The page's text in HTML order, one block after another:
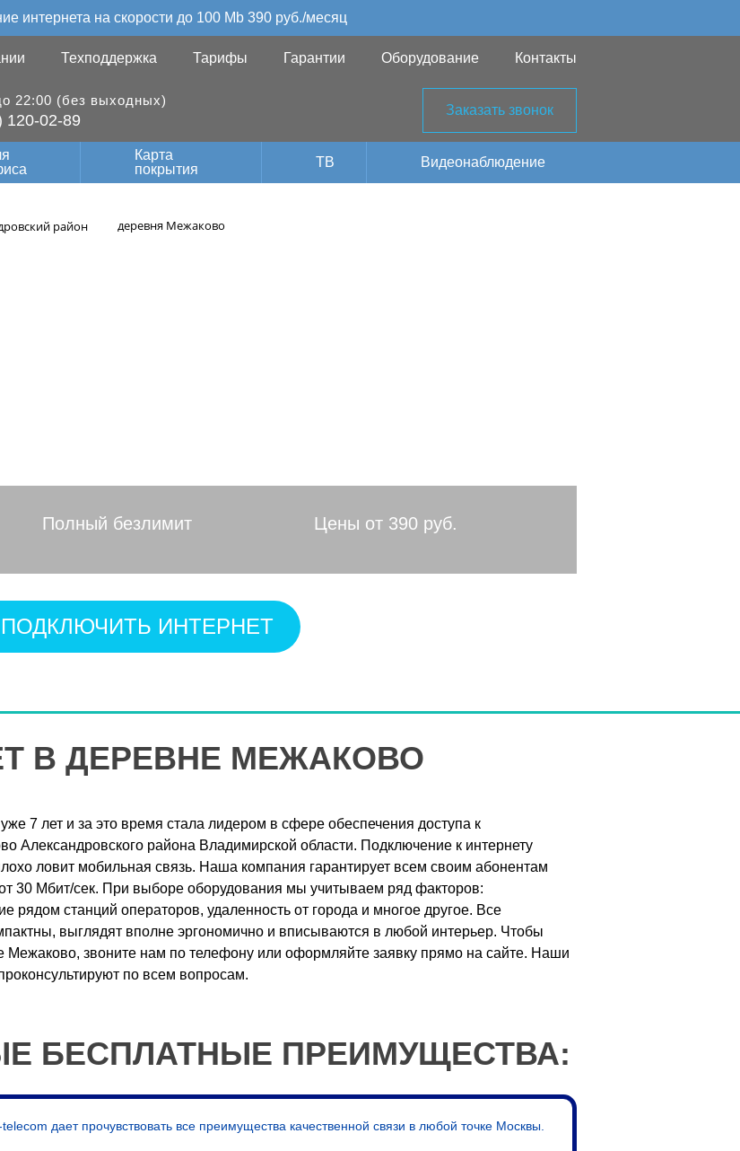
интернета на скорости до 100 Mb 390 руб./месяц
Техподдержка Тарифы Гарантии Оборудование Контакты
22:00 (без выходных)
120-02-89
Заказать звонок
Карта
покрытия
ТВ Видеонаблюдение
район деревня Межаково
Полный безлимит Цены от 390 руб.
ПОДКЛЮЧИТЬ ИНТЕРНЕТ
В ДЕРЕВНЕ МЕЖАКОВО
7 лет и за это время стала лидером в сфере обеспечения доступа к
Александровского района Владимирской области. Подключение к интернету
ловит мобильная связь. Наша компания гарантирует всем своим абонентам
30 Мбит/сек. При выборе оборудования мы учитываем ряд факторов:
рядом станций операторов, удаленность от города и многое другое. Все
выглядят вполне эргономично и вписываются в любой интерьер. Чтобы
Межаково, звоните нам по телефону или оформляйте заявку прямо на сайте. Наши
по всем вопросам.
БЕСПЛАТНЫЕ ПРЕИМУЩЕСТВА:
дает прочувствовать все преимущества качественной связи в любой точке Москвы.